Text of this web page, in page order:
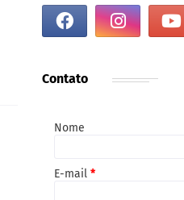
Contato
Nome
E-mail *